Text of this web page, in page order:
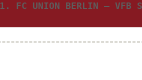
1. FC UNION BERLIN – VFB